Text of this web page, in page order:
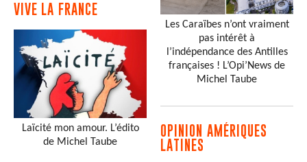
VIVE LA FRANCE
Laïcité mon amour. L’édito
de Michel Taube
Les Caraïbes n’ont vraiment
pas intérêt à
l’indépendance des Antilles
françaises ! L’Opi’News de
Michel Taube
OPINION AMÉRIQUES
LATINES